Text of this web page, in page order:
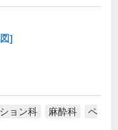
]
ョン科 麻酔科
ペ